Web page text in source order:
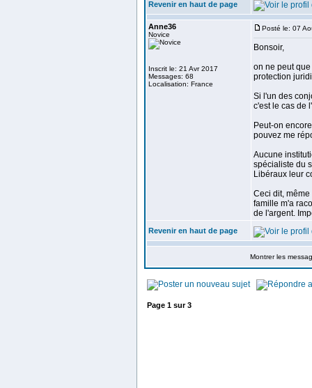
Revenir en haut de page
Anne36
Novice
Inscrit le: 21 Avr 2017
Messages: 68
Localisation: France
Posté le: 07
Bonsoir,
on ne peut
protection
Si l'un des
c'est le cas de
Peut-on
pouvez me
Aucune
spécialiste du
Libéraux leur
Ceci dit,
famille m'a
de l'argent.
Revenir en haut de page
Montrer les
Page 1 sur3